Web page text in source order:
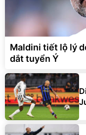
Maldini tiết lộ lý
dắt tuyển Ý